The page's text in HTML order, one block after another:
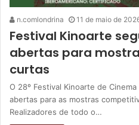
n.comlondrina 11 de maio de
Festival Kinoarte
abertas para
curtas
O 28º Festival Kinoarte de
abertas para as mostras
Realizadores de todo o…